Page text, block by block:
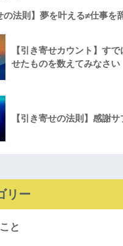
の法則】夢を叶える≠仕事を
【引き寄せカウント】す
せたものを数えてみなさい
【引き寄せの法則】感謝サ
リー
と